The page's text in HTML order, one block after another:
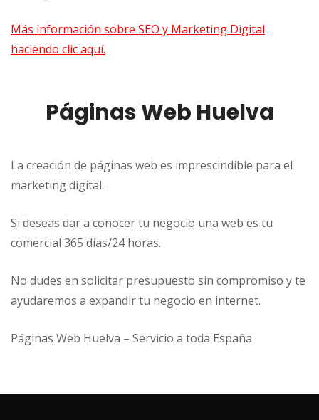
Más información sobre SEO y Marketing Digital
haciendo clic aquí.
Páginas Web Huelva
La creación de páginas web es imprescindible para el
marketing digital.
Si deseas dar a conocer tu negocio una web es tu
comercial 365 días/24 horas.
No dudes en solicitar presupuesto sin compromiso y te
ayudaremos a expandir tu negocio en internet.
Páginas Web Huelva – Servicio a toda España